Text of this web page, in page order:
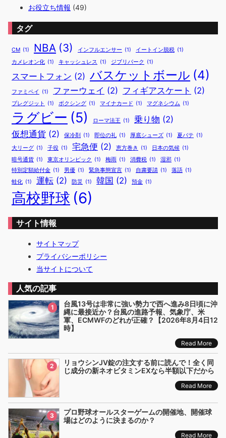
お役立ち情報 (49)
タグ
CM (1) NBA (3) インフルエンサー (1) イートイン脱税 (1)
カメレオン化 (1) キャッシュレス (1) ジブリパーク (1)
スマートフォン (2) バスケットボール (4)
ファミペイ (1) ファーウェイ (2) フィギアスケート (2)
ブレグジット (1) ボクシング (1) マイナカード (1) マグネシウム (1)
ラグビー (5) ローマ法王 (1) 乗り物 (2)
仮想通貨 (2) 保冷剤 (1) 即位の礼 (1) 厚底シューズ (1) 夏バテ (1)
大リーグ (1) 子役 (1) 宅急便 (2) 恵方巻き (1) 日本の気候 (1)
暗号通貨 (1) 東京オリンピック (1) 梅雨 (1) 消費税 (1) 湿邪 (1)
特別定額給付金 (1) 男優 (1) 緊急事態宣言 (1) 自粛要請 (1) 落語 (1)
蛙化 (1) 運転 (2) 防災 (1) 韓国 (2) 預金 (1)
高校野球 (6)
サイト情報
サイトマップ
プライバシーポリシー
当サイトについて
人気の記事
1
台風13号は非常に強い勢力で西へ進み8日頃に沖
縄に最接近か？台風の進路予報、気象庁、米
軍、ECMWFのどれが正確？【2026年8月4日12
時】
Read More
2
リョウシンJV錠の注文する前に読んで！全く同
じ成分の新ネオビタミンEXなら半額以下だから
Read More
3
プロ野球オールスターゲームの開催地、開催球
場はどのように決まるのか？
Read More